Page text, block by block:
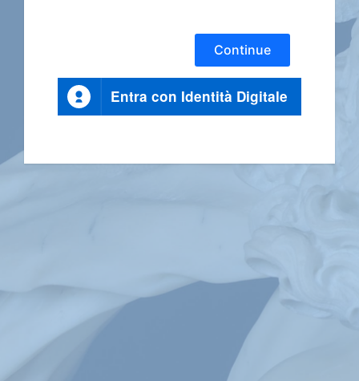
Continue
Entra con Identità Digitale